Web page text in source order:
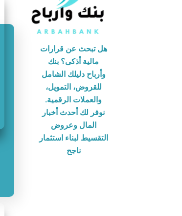
هل تبحث عن قرارات
مالية أذكى؟ بنك
وأرباح دليلك الشامل
للقروض، التمويل،
والعملات الرقمية.
نوفر لك أحدث أخبار
المال وعروض
التقسيط لبناء استثمار
ناجح